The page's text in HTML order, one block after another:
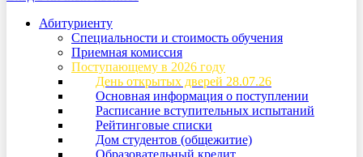
Абитуриенту
Специальности и стоимость обучения
Приемная комиссия
Поступающему в 2026 году
День открытых дверей 28.07.26
Основная информация о поступлении
Расписание вступительных испытаний
Рейтинговые списки
Дом студентов (общежитие)
Образовательный кредит